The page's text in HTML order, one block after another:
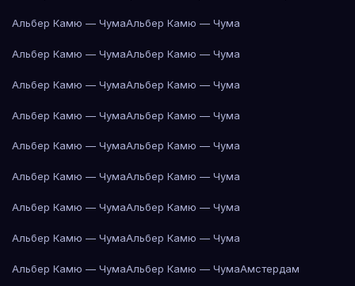
Альбер Камю — ЧумаАльбер Камю — Чума
Альбер Камю — ЧумаАльбер Камю — Чума
Альбер Камю — ЧумаАльбер Камю — Чума
Альбер Камю — ЧумаАльбер Камю — Чума
Альбер Камю — ЧумаАльбер Камю — Чума
Альбер Камю — ЧумаАльбер Камю — Чума
Альбер Камю — ЧумаАльбер Камю — Чума
Альбер Камю — ЧумаАльбер Камю — Чума
Альбер Камю — ЧумаАльбер Камю — ЧумаАмстердам